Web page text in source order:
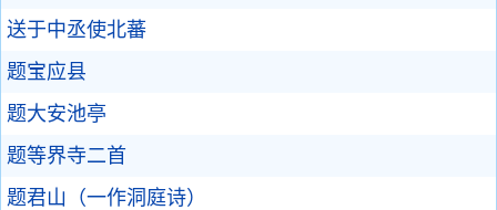
送于中丞使北蕃
题宝应县
题大安池亭
题等界寺二首
题君山（一作洞庭诗）